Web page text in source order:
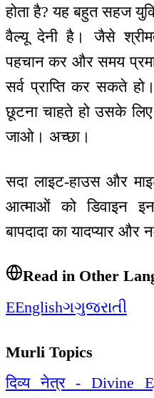
होता है? यह बहुत सहज
वैल्यू देनी है। जैसे
पहचान कर और समय
सर्व प्राप्ति कर सकते
छूटना चाहते हो उसके
जाओ। अच्छा।
सदा लाइट-हाउस और
आत्माओं को डिवाइन
बापदादा का यादप्यार और
Read in Other
EEnglishગગુજરાતી
Murli Topics
दिव्य नेत्र - Divine